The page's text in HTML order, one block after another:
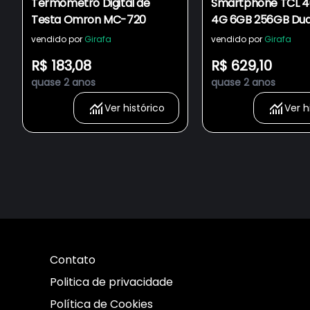
Testa Omron MC-720
vendido por Girafa
R$ 183,08
quase 2 anos
Ver histórico
4G 6GB 256GB
Câmera Tripla
vendido por Girafa
R$ 629,10
quase 2 anos
Ver
Contato
Politica de privacidade
Política de Cookies